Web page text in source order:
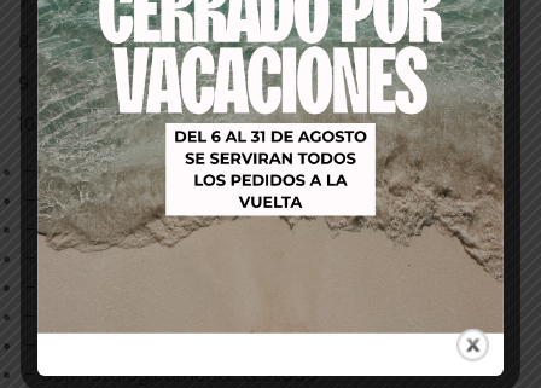
8. No apelmaza el cabello
9. Realza el brillo
10. Protege el color
– Sin sulfatos ni siliconas*
– Para todo tipo de rizos
– Elimina las impurezas
– Mantiene los aceites naturales del cabello
– Dermatológicamente testado